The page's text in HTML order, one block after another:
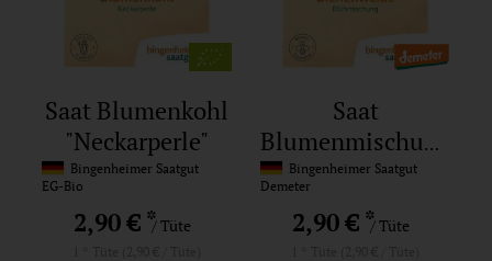
Saat Blumenkohl
"Neckarperle"
Bingenheimer Saatgut
EG-Bio
2,90 € */ Tüte
Saat
Blumenmischung
Bienenweide
Bingenheimer Saatgut
Demeter
2,90 € */ Tüte